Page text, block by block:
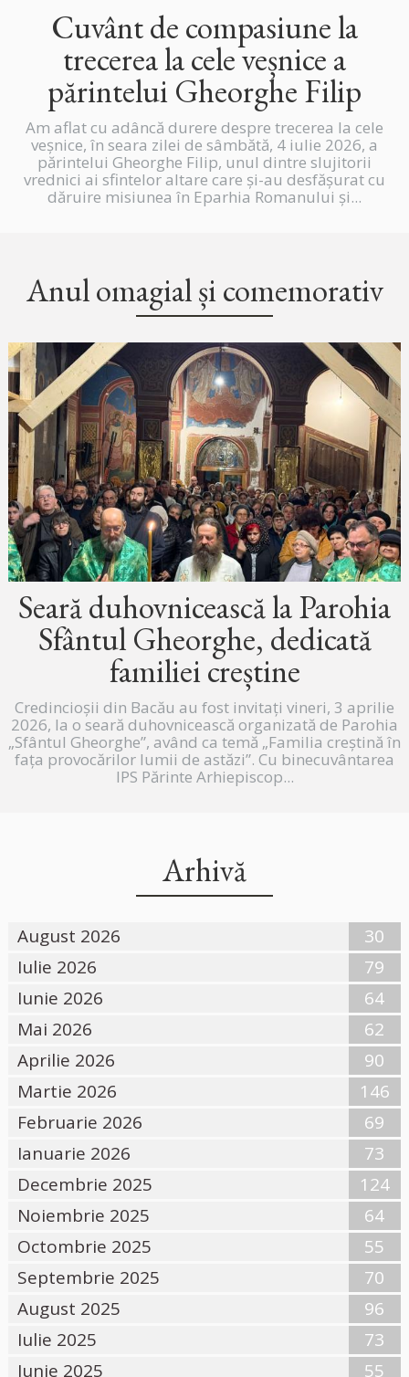
Cuvânt de compasiune la
trecerea la cele veșnice a
părintelui Gheorghe Filip
Am aflat cu adâncă durere despre trecerea la cele
veșnice, în seara zilei de sâmbătă, 4 iulie 2026, a
părintelui Gheorghe Filip, unul dintre slujitorii
vrednici ai sfintelor altare care și-au desfășurat cu
dăruire misiunea în Eparhia Romanului și...
Anul omagial și comemorativ
Seară duhovnicească la Parohia
Sfântul Gheorghe, dedicată
familiei creștine
Credincioșii din Bacău au fost invitați vineri, 3 aprilie
2026, la o seară duhovnicească organizată de Parohia
„Sfântul Gheorghe”, având ca temă „Familia creștină în
fața provocărilor lumii de astăzi”. Cu binecuvântarea
IPS Părinte Arhiepiscop...
Arhivă
August 2026
30
Iulie 2026
79
Iunie 2026
64
Mai 2026
62
Aprilie 2026
90
Martie 2026
146
Februarie 2026
69
Ianuarie 2026
73
Decembrie 2025
124
Noiembrie 2025
64
Octombrie 2025
55
Septembrie 2025
70
August 2025
96
Iulie 2025
73
Iunie 2025
55